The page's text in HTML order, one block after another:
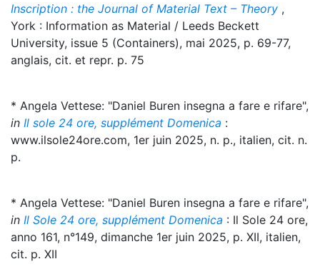
Inscription : the Journal of Material Text – Theory ,
York : Information as Material / Leeds Beckett
University, issue 5 (Containers), mai 2025, p. 69-77,
anglais, cit. et repr. p. 75
* Angela Vettese: "Daniel Buren insegna a fare e rifare",
in Il sole 24 ore, supplément Domenica :
www.ilsole24ore.com, 1er juin 2025, n. p., italien, cit. n.
p.
* Angela Vettese: "Daniel Buren insegna a fare e rifare",
in Il Sole 24 ore, supplément Domenica : Il Sole 24 ore,
anno 161, n°149, dimanche 1er juin 2025, p. XII, italien,
cit. p. XII